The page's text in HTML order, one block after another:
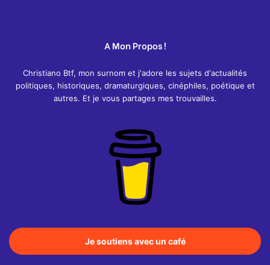
A Mon Propos !
Christiano Btf, mon surnom et j'adore les sujets d'actualités
politiques, historiques, dramaturgiques, cinéphiles, poétique et
autres. Et je vous partages mes trouvailles.
Je soutiens avec un café